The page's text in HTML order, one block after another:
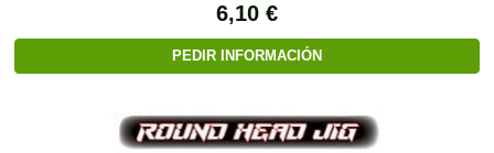
6,10 €
PEDIR INFORMACIÓN